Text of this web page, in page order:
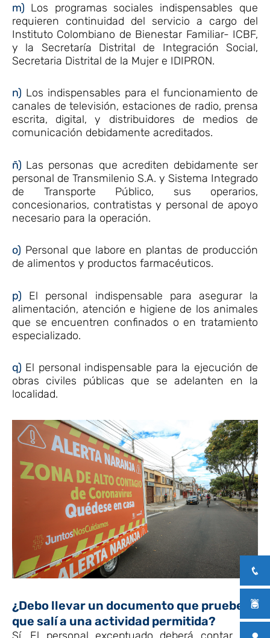
m) Los programas sociales indispensables que
requieren continuidad del servicio a cargo del
Instituto Colombiano de Bienestar Familiar- ICBF,
y la Secretaría Distrital de Integración Social,
Secretaria Distrital de la Mujer e IDIPRON.
n) Los indispensables para el funcionamiento de
canales de televisión, estaciones de radio, prensa
escrita, digital, y distribuidores de medios de
comunicación debidamente acreditados.
ñ) Las personas que acrediten debidamente ser
personal de Transmilenio S.A. y Sistema Integrado
de Transporte Público, sus operarios,
concesionarios, contratistas y personal de apoyo
necesario para la operación.
o) Personal que labore en plantas de producción
de alimentos y productos farmacéuticos.
p) El personal indispensable para asegurar la
alimentación, atención e higiene de los animales
que se encuentren confinados o en tratamiento
especializado.
q) El personal indispensable para la ejecución de
obras civiles públicas que se adelanten en la
localidad.
¿Debo llevar un documento que pruebe
que salí a una actividad permitida?